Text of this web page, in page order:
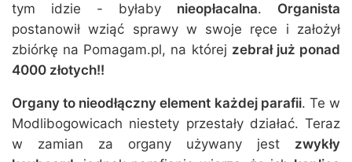
tym idzie - byłaby nieopłacalna. Organista
postanowił wziąć sprawy w swoje ręce i założył
zbiórkę na Pomagam.pl, na której zebrał już ponad
4000 złotych!!
Organy to nieodłączny element każdej parafii. Te w
Modlibogowicach niestety przestały działać. Teraz
w zamian za organy używany jest zwykły